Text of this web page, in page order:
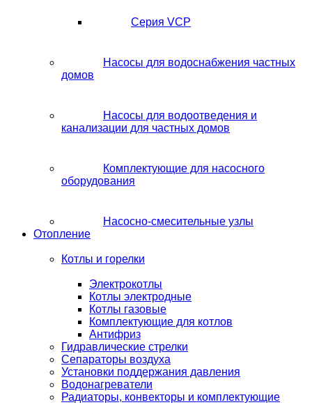
Серия VCP
Насосы для водоснабжения частных
домов
Насосы для водоотведения и
канализации для частных домов
Комплектующие для насосного
оборудования
Насосно-смесительные узлы
Отопление
Котлы и горелки
Электрокотлы
Котлы электродные
Котлы газовые
Комплектующие для котлов
Антифриз
Гидравлические стрелки
Сепараторы воздуха
Установки поддержания давления
Водонагреватели
Радиаторы, конвекторы и комплектующие